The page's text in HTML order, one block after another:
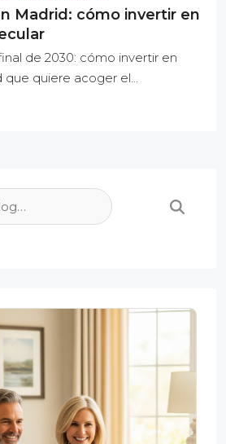
Madrid: cómo invertir en
de 2030: cómo invertir en
que quiere acoger el...